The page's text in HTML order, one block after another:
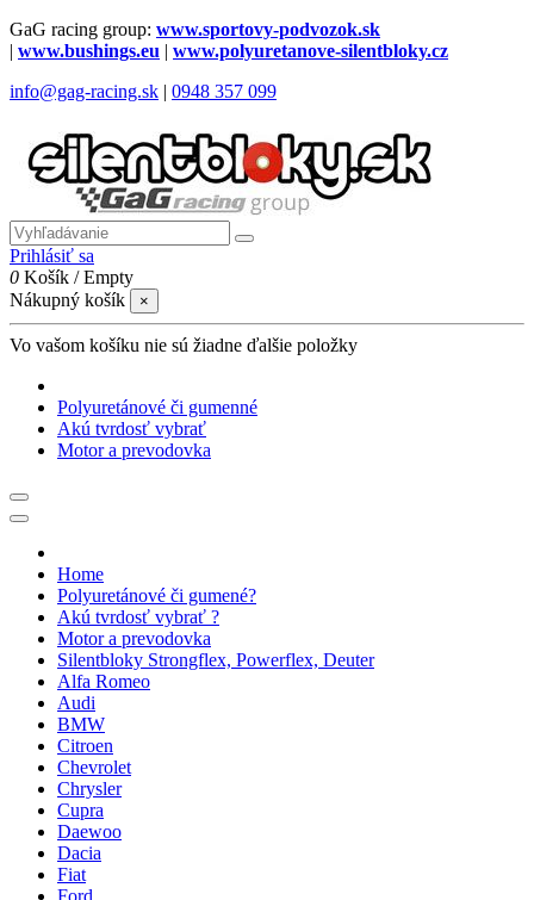
GaG racing group: www.sportovy-podvozok.sk
| www.bushings.eu | www.polyuretanove-silentbloky.cz
info@gag-racing.sk | 0948 357 099
Prihlásiť sa
0 Košík /Empty
Nákupný košík
×
Vo vašom košíku nie sú žiadne ďalšie položky
Polyuretánové či gumenné
Akú tvrdosť vybrať
Motor a prevodovka
Home
Polyuretánové či gumené?
Akú tvrdosť vybrať ?
Motor a prevodovka
Silentbloky Strongflex, Powerflex, Deuter
Alfa Romeo
Audi
BMW
Citroen
Chevrolet
Chrysler
Cupra
Daewoo
Dacia
Fiat
Ford